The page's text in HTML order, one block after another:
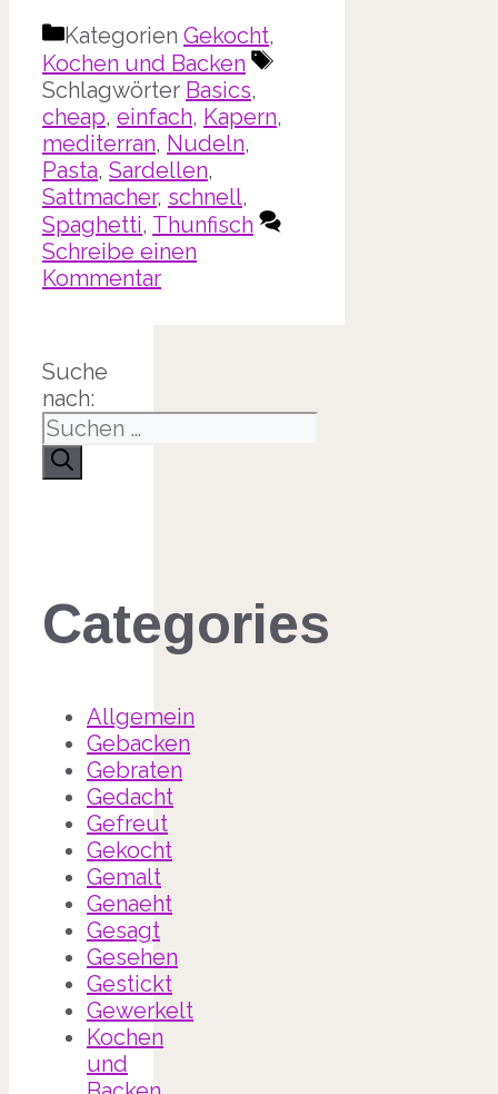
Kategorien Gekocht,
Kochen und Backen
Schlagwörter Basics,
cheap, einfach, Kapern,
mediterran, Nudeln,
Pasta, Sardellen,
Sattmacher, schnell,
Spaghetti, Thunfisch
Schreibe einen
Kommentar
Suche
nach:
Categories
Allgemein
Gebacken
Gebraten
Gedacht
Gefreut
Gekocht
Gemalt
Genaeht
Gesagt
Gesehen
Gestickt
Gewerkelt
Kochen
und